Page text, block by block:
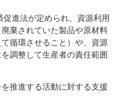
進法が定められ、資源利用
棄されていた製品や原材料
循環させること）や、資源
調整して生産者の責任範囲
推進する活動に対する支援